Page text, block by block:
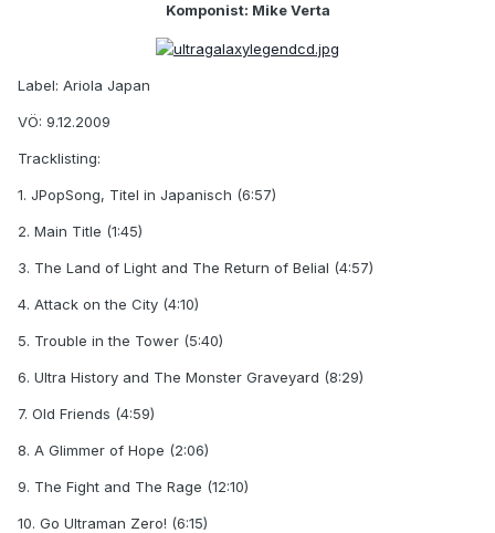
Komponist: Mike Verta
Label: Ariola Japan
VÖ: 9.12.2009
Tracklisting:
1. JPopSong, Titel in Japanisch (6:57)
2. Main Title (1:45)
3. The Land of Light and The Return of Belial (4:57)
4. Attack on the City (4:10)
5. Trouble in the Tower (5:40)
6. Ultra History and The Monster Graveyard (8:29)
7. Old Friends (4:59)
8. A Glimmer of Hope (2:06)
9. The Fight and The Rage (12:10)
10. Go Ultraman Zero! (6:15)